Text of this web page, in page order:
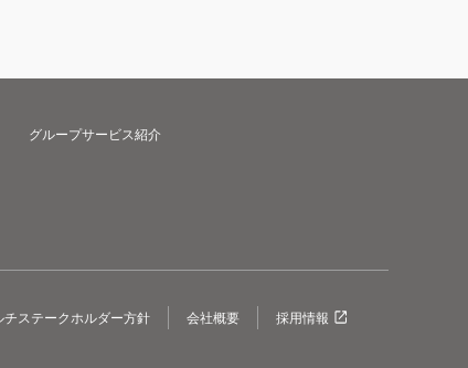
グループサービス紹介
チステークホルダー方針 会社概要 採用情報